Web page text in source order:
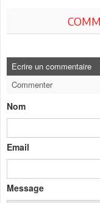
Ecrire un commentaire
Commenter
Nom
Email
Message